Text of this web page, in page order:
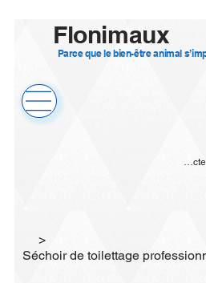
Flonimaux
Parce que le bien-être animal
Se
>